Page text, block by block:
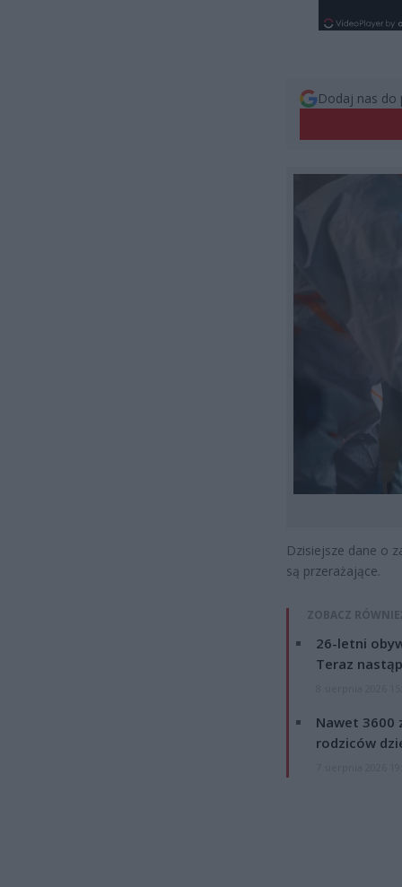
Dodaj nas do
Dzisiejsze dane o
są przerażające.
ZOBACZ
26-letni
Teraz
Nawet 3600
rodziców